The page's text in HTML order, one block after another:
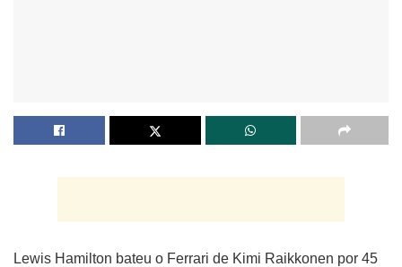
Lewis Hamilton bateu o Ferrari de Kimi Raikkonen por 45